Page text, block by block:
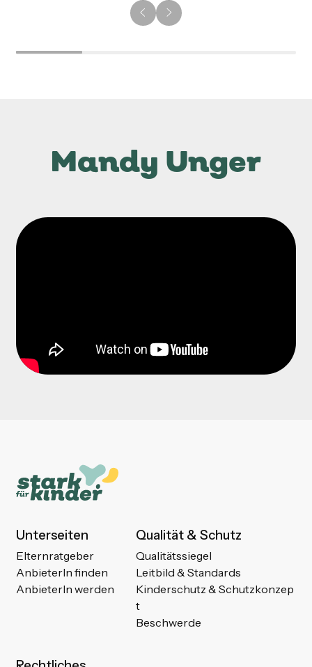
auf die nächsten Kurse. Klare
Empfehlung für alle Eltern. In
Sterne mehr als berechtigt. 🥰
Mandy Unger
Unterseiten
Elternratgeber
AnbieterIn finden
AnbieterIn werden
Qualität & Schutz
Qualitätssiegel
Leitbild & Standards
Kinderschutz & Schutzkonzep
t
Beschwerde